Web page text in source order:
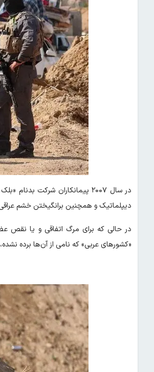
دیپلماتیک و همچنین برانگیختن خشم
«کشورهای عربی» که نامی از آن‌ها برده